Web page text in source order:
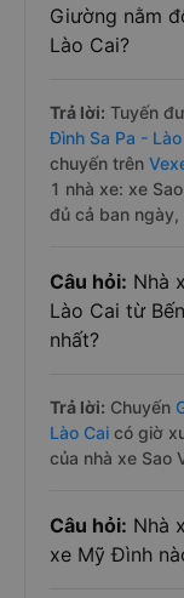
Giường nằm
Lào Cai?
Trả lời: Tuyến
Đình Sa Pa -
chuyến trên
1 nhà xe: xe
đủ cả ban
Câu hỏi: Nhà
Lào Cai từ
nhất?
Trả lời: Chuyến
Lào Cai có giờ
của nhà xe Sao
Câu hỏi: Nhà
xe Mỹ Đình